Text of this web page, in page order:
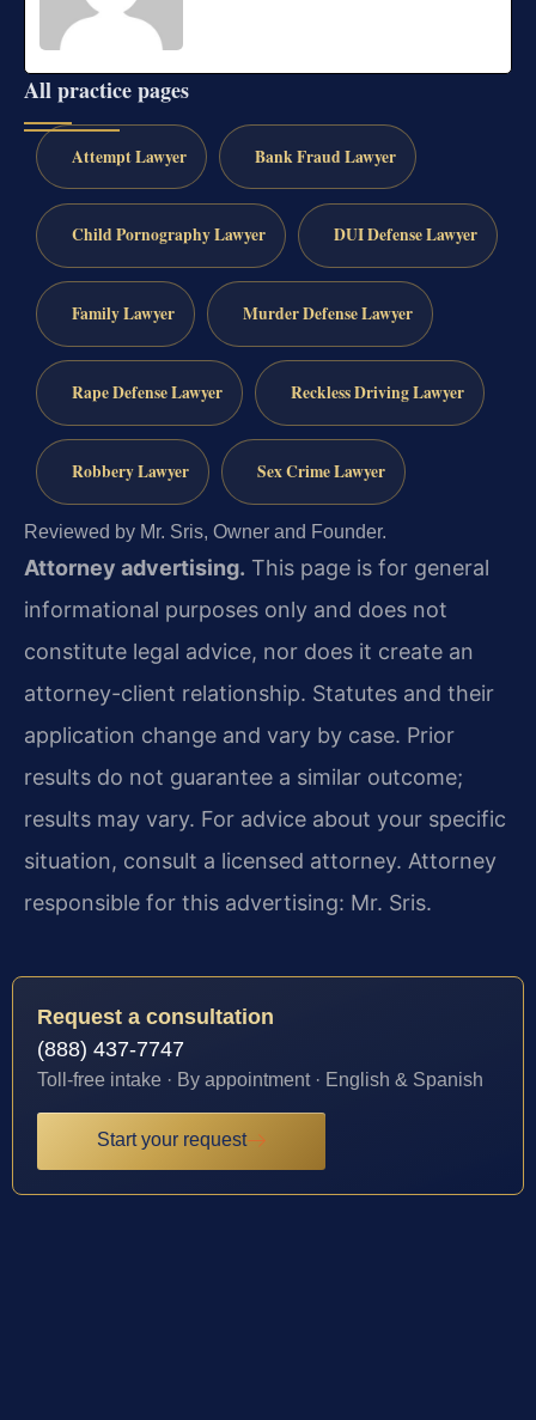
All practice pages
Attempt Lawyer Bank Fraud Lawyer
Child Pornography Lawyer DUI Defense Lawyer
Family Lawyer Murder Defense Lawyer
Rape Defense Lawyer Reckless Driving Lawyer
Robbery Lawyer Sex Crime Lawyer
Reviewed by Mr. Sris, Owner and Founder.
Attorney advertising. This page is for general
informational purposes only and does not
constitute legal advice, nor does it create an
attorney-client relationship. Statutes and their
application change and vary by case. Prior
results do not guarantee a similar outcome;
results may vary. For advice about your specific
situation, consult a licensed attorney. Attorney
responsible for this advertising: Mr. Sris.
Request a consultation
(888) 437-7747
Toll-free intake · By appointment · English & Spanish
Start your request